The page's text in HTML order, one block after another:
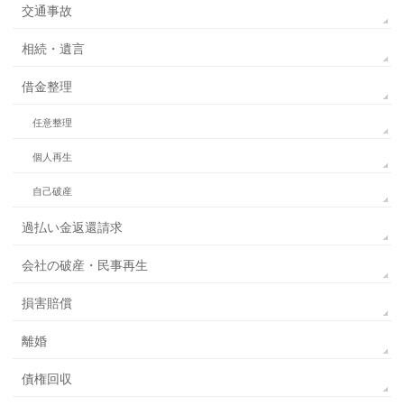
交通事故
相続・遺言
借金整理
任意整理
個人再生
自己破産
過払い金返還請求
会社の破産・民事再生
損害賠償
離婚
債権回収